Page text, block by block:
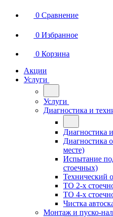
0 Сравнение
0 Избранное
0 Корзина
Акции
Услуги
Услуги
Диагностика и
Диагностика
Диагностика
месте)
Испытание
стоечных)
Технический
ТО 2-х
ТО 4-х
Чистка
Монтаж и пуско-